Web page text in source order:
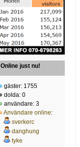
Online just nu!
gäster: 1755
dolda: 0
användare: 3
Användare online:
sverkerc
danghung
tyke